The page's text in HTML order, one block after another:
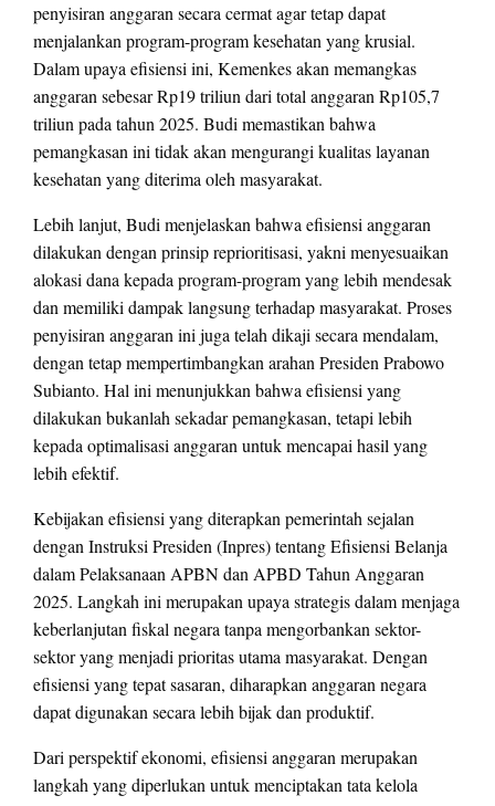
penyisiran anggaran secara cermat agar tetap dapat
menjalankan program-program kesehatan yang krusial.
Dalam upaya efisiensi ini, Kemenkes akan memangkas
anggaran sebesar Rp19 triliun dari total anggaran Rp105,7
triliun pada tahun 2025. Budi memastikan bahwa
pemangkasan ini tidak akan mengurangi kualitas layanan
kesehatan yang diterima oleh masyarakat.
Lebih lanjut, Budi menjelaskan bahwa efisiensi anggaran
dilakukan dengan prinsip reprioritisasi, yakni menyesuaikan
alokasi dana kepada program-program yang lebih mendesak
dan memiliki dampak langsung terhadap masyarakat. Proses
penyisiran anggaran ini juga telah dikaji secara mendalam,
dengan tetap mempertimbangkan arahan Presiden Prabowo
Subianto. Hal ini menunjukkan bahwa efisiensi yang
dilakukan bukanlah sekadar pemangkasan, tetapi lebih
kepada optimalisasi anggaran untuk mencapai hasil yang
lebih efektif.
Kebijakan efisiensi yang diterapkan pemerintah sejalan
dengan Instruksi Presiden (Inpres) tentang Efisiensi Belanja
dalam Pelaksanaan APBN dan APBD Tahun Anggaran
2025. Langkah ini merupakan upaya strategis dalam menjaga
keberlanjutan fiskal negara tanpa mengorbankan sektor-
sektor yang menjadi prioritas utama masyarakat. Dengan
efisiensi yang tepat sasaran, diharapkan anggaran negara
dapat digunakan secara lebih bijak dan produktif.
Dari perspektif ekonomi, efisiensi anggaran merupakan
langkah yang diperlukan untuk menciptakan tata kelola